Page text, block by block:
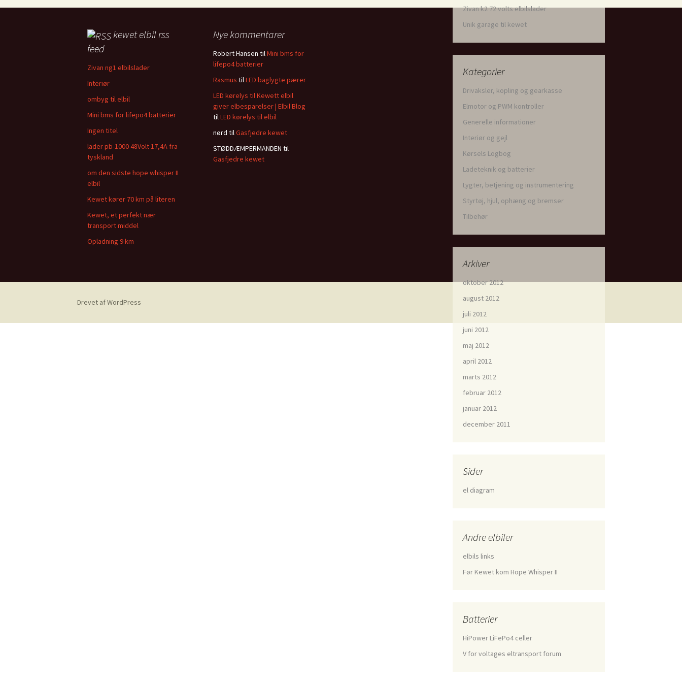
Zivan k2 72 volts elbilslader
Unik garage til kewet
Kategorier
Drivaksler, kopling og gearkasse
Elmotor og PWM kontroller
Generelle informationer
Interiør og gejl
Kørsels Logbog
Ladeteknik og batterier
Lygter, betjening og instrumentering
Styrtøj, hjul, ophæng og bremser
Tilbehør
Arkiver
oktober 2012
august 2012
juli 2012
juni 2012
maj 2012
april 2012
marts 2012
februar 2012
januar 2012
december 2011
Sider
el diagram
Andre elbiler
elbils links
Før Kewet kom Hope Whisper II
Batterier
HiPower LiFePo4 celler
V for voltages eltransport forum
kewet elbil rss
feed
Zivan ng1 elbilslader
Interiør
ombyg til elbil
Mini bms for lifepo4 batterier
Ingen titel
lader pb-1000 48Volt 17,4A fra
tyskland
om den sidste hope whisper II
elbil
Kewet kører 70 km på literen
Kewet, et perfekt nær
transport middel
Opladning 9 km
Nye kommentarer
Robert Hansen tilMini bms for
lifepo4 batterier
Rasmus tilLED baglygte pærer
LED kørelys til Kewett elbil
giver elbesparelser | Elbil Blog
tilLED kørelys til elbil
nørd tilGasfjedre kewet
STØDDÆMPERMANDEN til
Gasfjedre kewet
Drevet af WordPress